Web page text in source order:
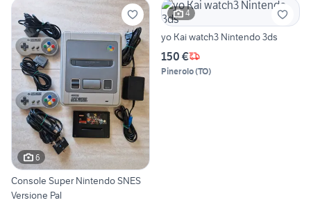
6
Console Super Nintendo SNES
Versione Pal
4
yo Kai watch3 Nintendo 3ds
150 €
Pinerolo(TO)